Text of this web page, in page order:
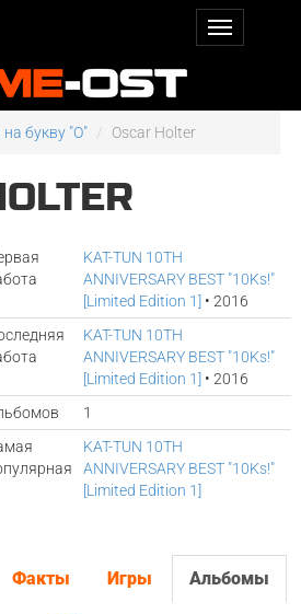
букву "O" Oscar Holter
KAT-TUN 10TH
ANNIVERSARY BEST "10Ks!"
[Limited Edition 1] • 2016
KAT-TUN 10TH
ANNIVERSARY BEST "10Ks!"
[Limited Edition 1] • 2016
1
KAT-TUN 10TH
ANNIVERSARY BEST "10Ks!"
[Limited Edition 1]
Факты Игры Альбомы